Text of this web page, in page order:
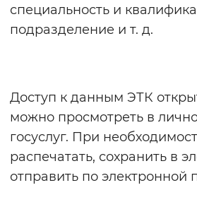
специальность и
подразделение и т. д.
Доступ к данным ЭТК
можно просмотреть в
госуслуг. При
распечатать, сохранить в
отправить по электронной